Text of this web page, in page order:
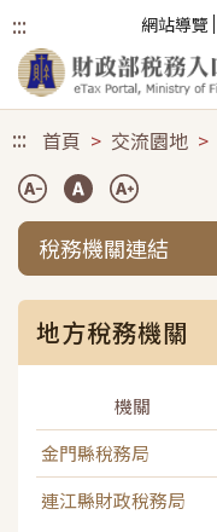
::: 網站導覽
::: 首頁 交流園地
稅務機關連結
地方稅務機關
機關
金門縣稅務局
連江縣財政稅務局